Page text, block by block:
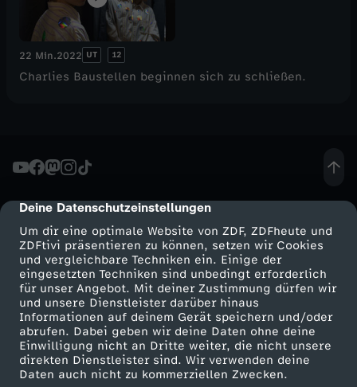
cmp-dialog-description
Deine Datenschutzeinstellungen
Um dir eine optimale Website von ZDF, ZDFheute und
ZDFtivi präsentieren zu können, setzen wir Cookies
und vergleichbare Techniken ein. Einige der
eingesetzten Techniken sind unbedingt erforderlich
für unser Angebot. Mit deiner Zustimmung dürfen wir
und unsere Dienstleister darüber hinaus
Informationen auf deinem Gerät speichern und/oder
abrufen. Dabei geben wir deine Daten ohne deine
Einwilligung nicht an Dritte weiter, die nicht unsere
direkten Dienstleister sind. Wir verwenden deine
Daten auch nicht zu kommerziellen Zwecken.
22 Min.2022 UT 12
Charlies Baustellen beginnen sich zu schließen.
Mehr ZDF
ZDF-Apps
Smart TV
ZDFtext
Service
ZDFmitreden
Kontakt zum ZDF
Tickets